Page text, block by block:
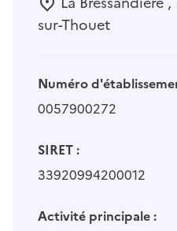
sur-Thouet
Numéro
0057900272
SIRET :
33920994200012
Activité principale :